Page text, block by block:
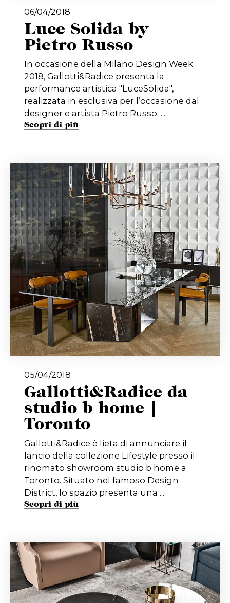
06/04/2018
Luce Solida by
Pietro Russo
In occasione della Milano Design Week
2018, Gallotti&Radice presenta la
performance artistica "LuceSolida",
realizzata in esclusiva per l’occasione dal
designer e artista Pietro Russo. ...
Scopri di più
05/04/2018
Gallotti&Radice da
studio b home |
Toronto
Gallotti&Radice è lieta di annunciare il
lancio della collezione Lifestyle presso il
rinomato showroom studio b home a
Toronto. Situato nel famoso Design
District, lo spazio presenta una ...
Scopri di più